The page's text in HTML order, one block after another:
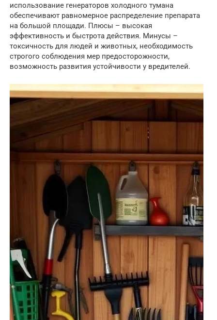
использование генераторов холодного тумана
обеспечивают равномерное распределение препарата
на большой площади. Плюсы – высокая
эффективность и быстрота действия. Минусы –
токсичность для людей и животных, необходимость
строгого соблюдения мер предосторожности,
возможность развития устойчивости у вредителей.